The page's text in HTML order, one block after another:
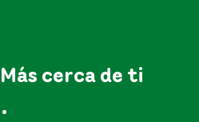
Más cerca de ti